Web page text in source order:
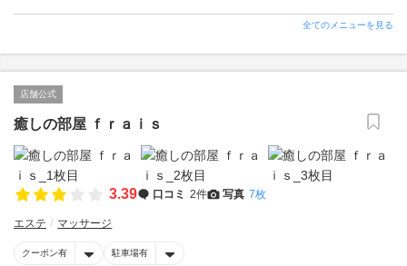
全てのメニューを見る
店舗公式
癒しの部屋 ｆｒａｉｓ
3.39 口コミ 2件 写真 7枚
エステ マッサージ
クーポン有 駐車場有